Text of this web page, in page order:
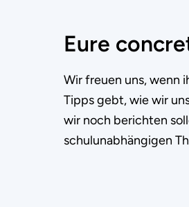
Eure
Wir freuen uns, wenn
Tipps gebt, wie wir
wir noch berichten
schulunabhängigen